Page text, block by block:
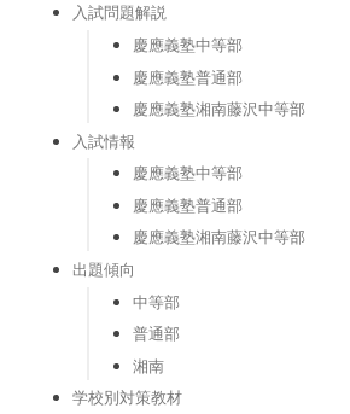
入試問題解説
慶應義塾中等部
慶應義塾普通部
慶應義塾湘南藤沢中等部
入試情報
慶應義塾中等部
慶應義塾普通部
慶應義塾湘南藤沢中等部
出題傾向
中等部
普通部
湘南
学校別対策教材